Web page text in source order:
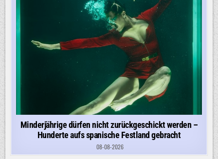
Minderjährige dürfen nicht zurückgeschickt werden –
Hunderte aufs spanische Festland gebracht
08-08-2026